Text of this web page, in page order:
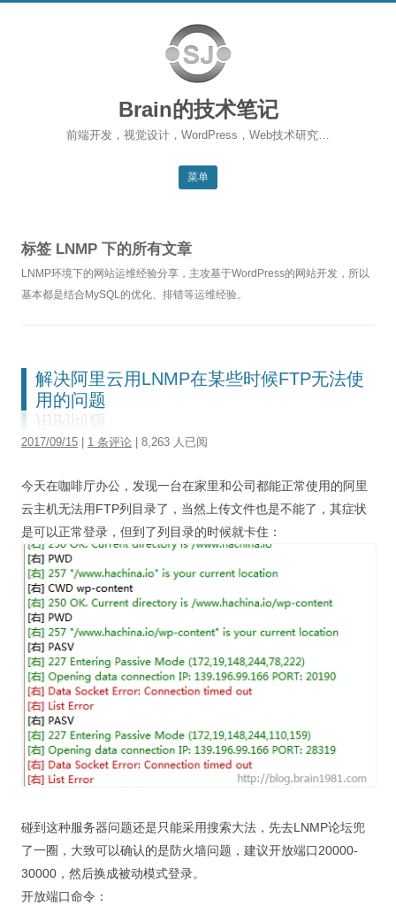
Brain的技术笔记
前端开发，视觉设计，WordPress，Web技术研究…
菜单
博客首页
WordPress
SEO
杂项研究
作品集
关于本站
标签 LNMP 下的所有文章
LNMP环境下的网站运维经验分享，主攻基于WordPress的网站开发，所以
基本都是结合MySQL的优化、排错等运维经验。
解决阿里云用LNMP在某些时候FTP无法使
用的问题
2017/09/15 1 条评论 | 8,263 人已阅
今天在咖啡厅办公，发现一台在家里和公司都能正常使用的阿里
云主机无法用FTP列目录了，当然上传文件也是不能了，其症状
是可以正常登录，但到了列目录的时候就卡住：
碰到这种服务器问题还是只能采用搜索大法，先去LNMP论坛兜
了一圈，大致可以确认的是防火墙问题，建议开放端口20000-
30000，然后换成被动模式登录。
开放端口命令：